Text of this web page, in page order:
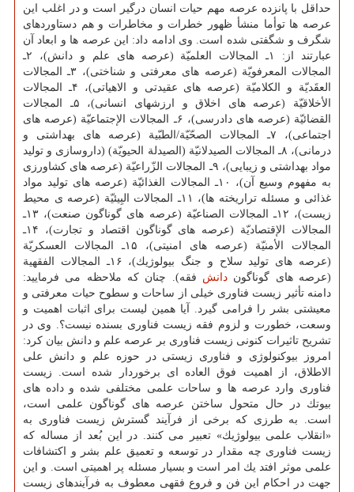
حداقل با پانزده عرصه مهم حیات انسان درگیر است و در اغلب این
عرصه ها توأما منشأ ظهور خطرات و مخاطرات و هم دستاوردهای
شگرف و شگفتی شده است. وی ادامه داد: این عرصه ها و ابعاد آن
عبارتند از: ۱ـ المجالات العلمیّة (عرصه های علم و دانش)، ۲ـ
المجالات المعرفویّة (عرصه های معرفتی و شناختی)، ۳ـ المجالات
العقَدیّة و الكلامیّة (عرصه های عقیدتی و الاهیاتی)، ۴ـ المجالات
الأخلاقیّة (عرصه های اخلاق و ارزشهای انسانی)، ۵ـ المجالات
القضائیّة (عرصه های دادرسی)، ۶ـ المجالات الإجتماعیّة (عرصه های
اجتماعی)، ۷ـ المجالات الصحّیّة/الطبّیة (عرصه های بهداشتی و
درمانی)، ۸ـ المجالات الصیدلانیّة (الصیدلة الحیویّة) (داروسازی و تولید
مواد بهداشتی و زیبایی)، ۹ـ المجالات الزّراعیّة (عرصه های كشاورزی
به مفهوم وسیع آن)، ۱۰ـ المجالات الغذائیّة (عرصه های تولید مواد
غذائی و مسئله تراریخته ها)، ۱۱ـ المجالات البِیئیّة (عرصه ی محیط
زیست)، ۱۲ـ المجالات الصناعیّة (عرصه های گوناگون صنعت)، ۱۳ـ
المجالات الإقتصادیّة (عرصه های گوناگون اقتصاد و تجارت)، ۱۴ـ
المجالات الأمنیّة (عرصه های امنیتی)، ۱۵ـ المجالات العسكریّة
(عرصه های تولید سلاح و جنگ بیولوژیك)، ۱۶ـ المجالات الفقهیة
(عرصه های گوناگون دانش فقه). چنان كه ملاحظه می فرمایید:
دامنه تأثیر زیست فناوری خیلی از ساحات و سطوح حیات معرفتی و
معیشتی بشر را فرامی گیرد. آیا همین لیست برای اثبات اهمیت و
وسعت، خطورت و لزوم فقه زیست فناوری بسنده نیست؟. وی در
تشریح تاثیرات كنونی زیست فناوری بر عرصه علم و دانش بیان كرد:
امروز بیوكنولوژی و فناوری زیستی در حوزه علم و دانش علی
الاطلاق، از اهمیت فوق العاده ای برخوردار شده است. زیست
فناوری وارد عرصه ها و ساحات علمی مختلفی شده و داده های
بیوتك در حال متحول ساختن عرصه های گوناگون علمی است،
است. به طرزی كه برخی از فرآیند گسترش زیست فناوری به
«انقلاب علمی بیولوژیك» تعبیر می كنند. در این بُعد از مساله كه
زیست فناوری چه مقدار در توسعه و تعمیق علم بشر و اكتشافات
علمی موثر افتد یك امر است و بسیار مسئله پر اهمیتی است. و این
جهت در احكام این فن و فروع فقهی معطوف به فرآیندهای زیست